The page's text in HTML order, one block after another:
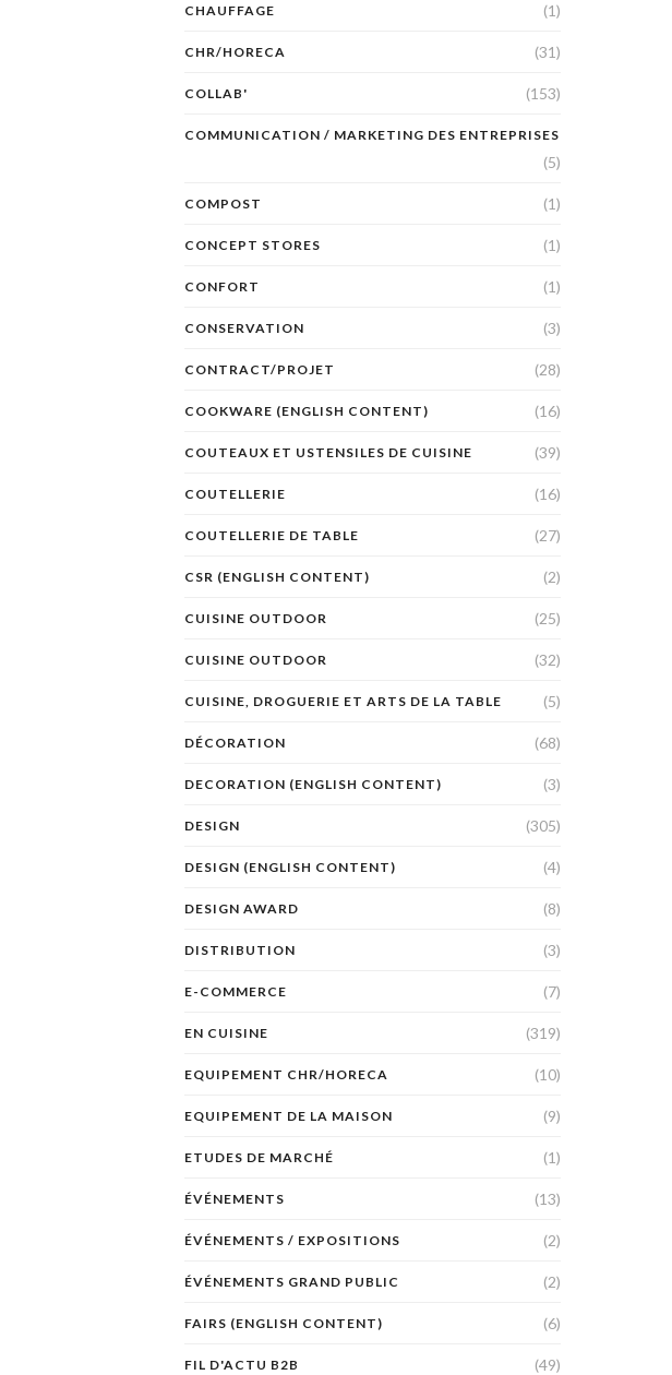
CHAUFFAGE (1)
CHR/HORECA (31)
COLLAB' (153)
COMMUNICATION / MARKETING DES ENTREPRISES
(5)
COMPOST (1)
CONCEPT STORES (1)
CONFORT (1)
CONSERVATION (3)
CONTRACT/PROJET (28)
COOKWARE (ENGLISH CONTENT) (16)
COUTEAUX ET USTENSILES DE CUISINE (39)
COUTELLERIE (16)
COUTELLERIE DE TABLE (27)
CSR (ENGLISH CONTENT) (2)
CUISINE OUTDOOR (25)
CUISINE OUTDOOR (32)
CUISINE, DROGUERIE ET ARTS DE LA TABLE (5)
DÉCORATION (68)
DECORATION (ENGLISH CONTENT) (3)
DESIGN (305)
DESIGN (ENGLISH CONTENT) (4)
DESIGN AWARD (8)
DISTRIBUTION (3)
E-COMMERCE (7)
EN CUISINE (319)
EQUIPEMENT CHR/HORECA (10)
EQUIPEMENT DE LA MAISON (9)
ETUDES DE MARCHÉ (1)
ÉVÉNEMENTS (13)
ÉVÉNEMENTS / EXPOSITIONS (2)
ÉVÉNEMENTS GRAND PUBLIC (2)
FAIRS (ENGLISH CONTENT) (6)
FIL D'ACTU B2B (49)